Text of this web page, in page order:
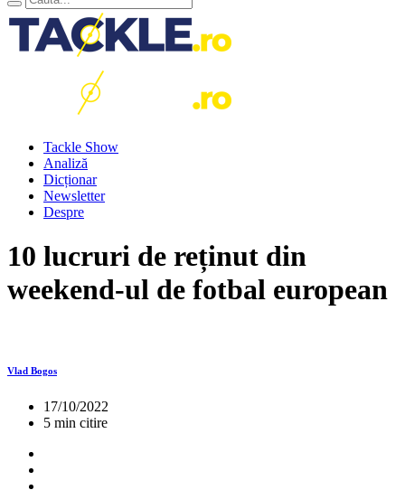
Tackle Show
Analiză
Dicționar
Newsletter
Despre
10 lucruri de reținut din
weekend-ul de fotbal european
Vlad Bogos
17/10/2022
5 min citire